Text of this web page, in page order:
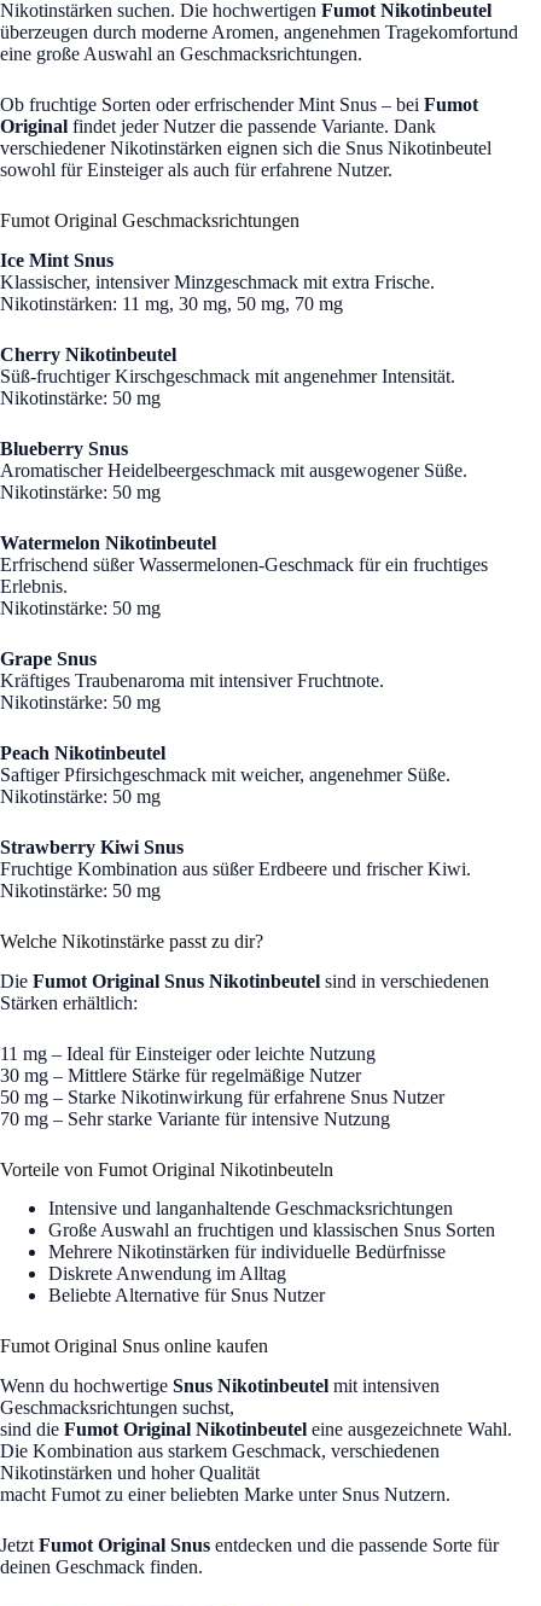
Nikotinstärken suchen. Die hochwertigen Fumot Nikotinbeutel
überzeugen durch moderne Aromen, angenehmen Tragekomfortund
eine große Auswahl an Geschmacksrichtungen.
Ob fruchtige Sorten oder erfrischender Mint Snus – bei Fumot
Original findet jeder Nutzer die passende Variante. Dank
verschiedener Nikotinstärken eignen sich die Snus Nikotinbeutel
sowohl für Einsteiger als auch für erfahrene Nutzer.
Fumot Original Geschmacksrichtungen
Ice Mint Snus
Klassischer, intensiver Minzgeschmack mit extra Frische.
Nikotinstärken: 11 mg, 30 mg, 50 mg, 70 mg
Cherry Nikotinbeutel
Süß-fruchtiger Kirschgeschmack mit angenehmer Intensität.
Nikotinstärke: 50 mg
Blueberry Snus
Aromatischer Heidelbeergeschmack mit ausgewogener Süße.
Nikotinstärke: 50 mg
Watermelon Nikotinbeutel
Erfrischend süßer Wassermelonen-Geschmack für ein fruchtiges
Erlebnis.
Nikotinstärke: 50 mg
Grape Snus
Kräftiges Traubenaroma mit intensiver Fruchtnote.
Nikotinstärke: 50 mg
Peach Nikotinbeutel
Saftiger Pfirsichgeschmack mit weicher, angenehmer Süße.
Nikotinstärke: 50 mg
Strawberry Kiwi Snus
Fruchtige Kombination aus süßer Erdbeere und frischer Kiwi.
Nikotinstärke: 50 mg
Welche Nikotinstärke passt zu dir?
Die Fumot Original Snus Nikotinbeutel sind in verschiedenen
Stärken erhältlich:
11 mg – Ideal für Einsteiger oder leichte Nutzung
30 mg – Mittlere Stärke für regelmäßige Nutzer
50 mg – Starke Nikotinwirkung für erfahrene Snus Nutzer
70 mg – Sehr starke Variante für intensive Nutzung
Vorteile von Fumot Original Nikotinbeuteln
Intensive und langanhaltende Geschmacksrichtungen
Große Auswahl an fruchtigen und klassischen Snus Sorten
Mehrere Nikotinstärken für individuelle Bedürfnisse
Diskrete Anwendung im Alltag
Beliebte Alternative für Snus Nutzer
Fumot Original Snus online kaufen
Wenn du hochwertige Snus Nikotinbeutel mit intensiven
Geschmacksrichtungen suchst,
sind die Fumot Original Nikotinbeutel eine ausgezeichnete Wahl.
Die Kombination aus starkem Geschmack, verschiedenen
Nikotinstärken und hoher Qualität
macht Fumot zu einer beliebten Marke unter Snus Nutzern.
Jetzt Fumot Original Snus entdecken und die passende Sorte für
deinen Geschmack finden.